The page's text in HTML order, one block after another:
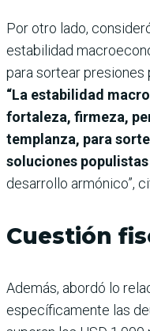
Por otro lado,
estabilidad
para sortear
“La estabilidad
fortaleza, firmeza,
templanza, para
soluciones populistas
desarrollo armónico”,
Cuestión
Además, abordó lo
específicamente las